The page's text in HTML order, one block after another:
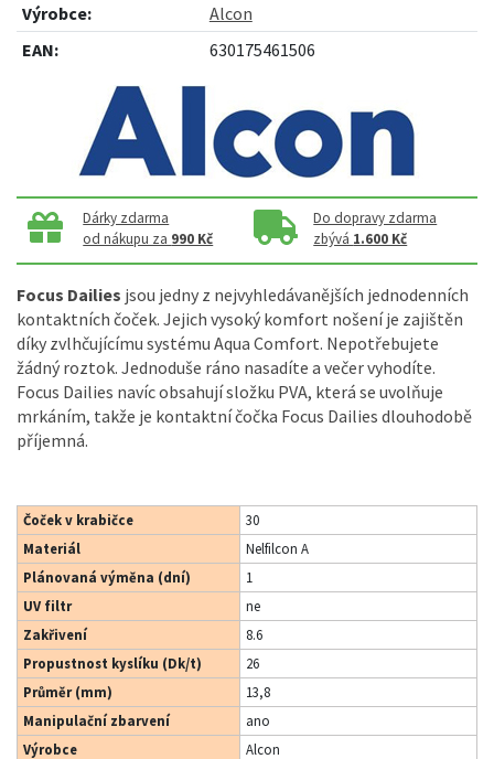
Výrobce:
Alcon
EAN:
630175461506
Dárky zdarma
od nákupu za 990 Kč
Do dopravy zdarma
zbývá 1.600 Kč
Focus Dailies jsou jedny z nejvyhledávanějších jednodenních
kontaktních čoček. Jejich vysoký komfort nošení je zajištěn
díky zvlhčujícímu systému Aqua Comfort. Nepotřebujete
žádný roztok. Jednoduše ráno nasadíte a večer vyhodíte.
Focus Dailies navíc obsahují složku PVA, která se uvolňuje
mrkáním, takže je kontaktní čočka Focus Dailies dlouhodobě
příjemná.
Čoček v krabičce
30
Materiál
Nelfilcon A
Plánovaná výměna (dní)
1
UV filtr
ne
Zakřivení
8.6
Propustnost kyslíku (Dk/t)
26
Průměr (mm)
13,8
Manipulační zbarvení
ano
Výrobce
Alcon